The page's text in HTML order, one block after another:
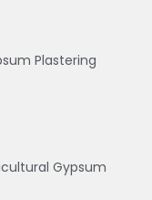
Plastering
Gypsum